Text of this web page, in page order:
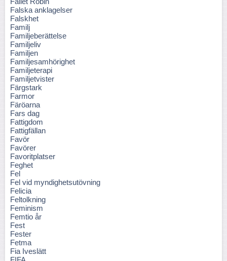
Falska anklagelser
Falskhet
Familj
Familjeberättelse
Familjeliv
Familjen
Familjesamhörighet
Familjeterapi
Familjetvister
Färgstark
Farmor
Färöarna
Fars dag
Fattigdom
Fattigfällan
Favör
Favörer
Favoritplatser
Feghet
Fel
Fel vid myndighetsutövning
Felicia
Feltolkning
Feminism
Femtio år
Fest
Fester
Fetma
Fia Iveslätt